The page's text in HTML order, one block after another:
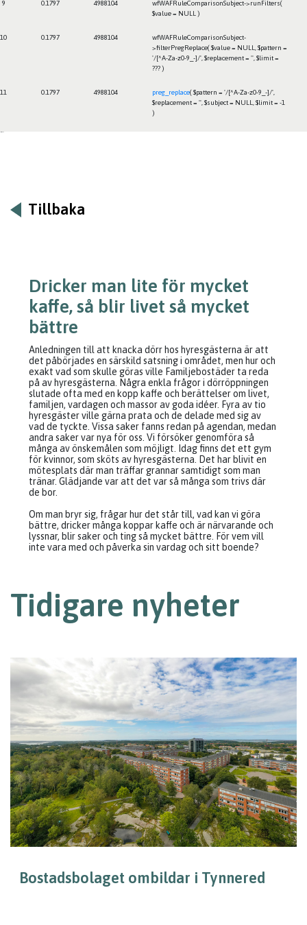
9 0.1797 4988104
wfWAFRuleComparisonSubject->runFilters(
$value = NULL )
10 0.1797 4988104
wfWAFRuleComparisonSubject-
>filterPregReplace($value = NULL
$pattern =
'/[^A-Za-z0-9_-]/' $replacement = '' $limit =
??? )
11 0.1797 4988104 preg_replace($pattern = '/[^A-Za-z0-9_-]/'
$replacement = '' $subject = NULL $limit = -1
)
Tillbaka
Dricker man lite för mycket
kaffe, så blir livet så mycket
bättre
Anledningen till att knacka dörr hos hyresgästerna är att
det påbörjades en särskild satsning i området, men hur och
exakt vad som skulle göras ville Familjebostäder ta reda
på av hyresgästerna. Några enkla frågor i dörröppningen
slutade ofta med en kopp kaffe och berättelser om livet,
familjen, vardagen och massor av goda idéer. Fyra av tio
hyresgäster ville gärna prata och de delade med sig av
vad de tyckte. Vissa saker fanns redan på agendan, medan
andra saker var nya för oss. Vi försöker genomföra så
många av önskemålen som möjligt. Idag finns det ett gym
för kvinnor, som sköts av hyresgästerna. Det har blivit en
mötesplats där man träffar grannar samtidigt som man
tränar. Glädjande var att det var så många som trivs där
de bor.
Om man bryr sig, frågar hur det står till, vad kan vi göra
bättre, dricker många koppar kaffe och är närvarande och
lyssnar, blir saker och ting så mycket bättre. För vem vill
inte vara med och påverka sin vardag och sitt boende?
Tidigare nyheter
Bostadsbolaget ombildar i Tynnered